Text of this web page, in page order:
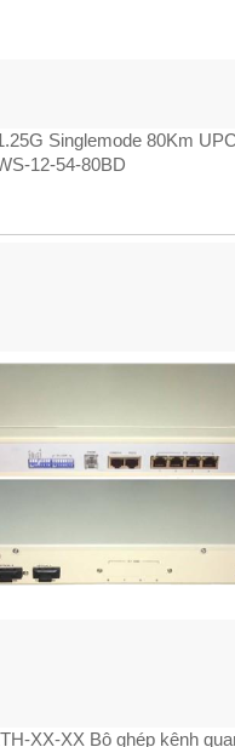
Singlemode 80Km
12-54-80BD
XX-XX Bộ ghép kênh